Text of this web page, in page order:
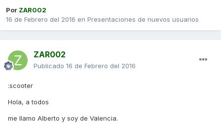
Por ZAR002
16 de Febrero del 2016 en Presentaciones de nuevos usuarios
ZAR002
Publicado 16 de Febrero del 2016
:scooter
Hola, a todos
me llamo Alberto y soy de Valencia.